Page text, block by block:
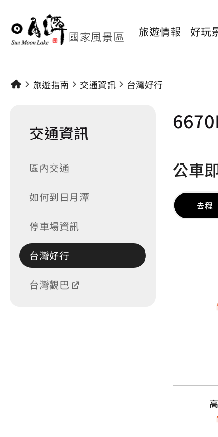
旅遊情報 好玩
旅遊指南 交通資訊 台灣好行
交通資訊
區內交通
如何到日月潭
停車場資訊
台灣好行
台灣觀巴
公車
去程